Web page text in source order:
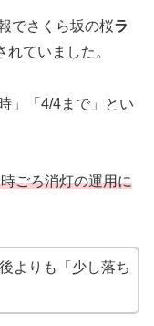
でさくら坂の桜ラ
れていました。
」「4/4まで」とい
ごろ消灯の運用に
よりも「少し落ち